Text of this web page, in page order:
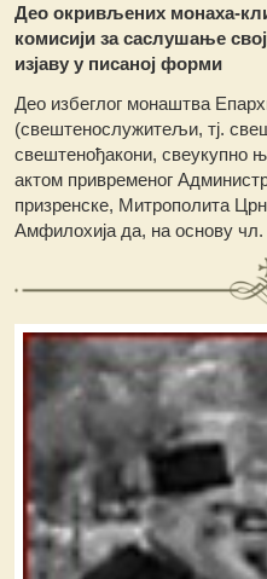
Део окривљених монаха-
комисији за саслушање
изјаву у писаној форми
Део избеглог монаштва
(свештенослужитељи, тј.
свештенођакони, свеукупно
актом привременог
призренске, Митрополита
Амфилохија да, на основу